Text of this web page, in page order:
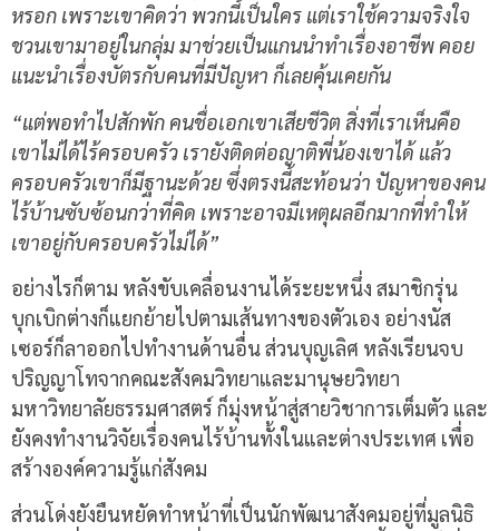
หรอก เพราะเขาคิดว่า พวกนี้เป็นใคร แต่เราใช้ความจริงใจ
ชวนเขามาอยู่ในกลุ่ม มาช่วยเป็นแกนนำทำเรื่องอาชีพ คอย
แนะนำเรื่องบัตรกับคนที่มีปัญหา ก็เลยคุ้นเคยกัน
“แต่พอทำไปสักพัก คนชื่อเอกเขาเสียชีวิต สิ่งที่เราเห็นคือ
เขาไม่ได้ไร้ครอบครัว เรายังติดต่อญาติพี่น้องเขาได้ แล้ว
ครอบครัวเขาก็มีฐานะด้วย ซึ่งตรงนี้สะท้อนว่า ปัญหาของคน
ไร้บ้านซับซ้อนกว่าที่คิด เพราะอาจมีเหตุผลอีกมากที่ทำให้
เขาอยู่กับครอบครัวไม่ได้”
อย่างไรก็ตาม หลังขับเคลื่อนงานได้ระยะหนึ่ง สมาชิกรุ่น
บุกเบิกต่างก็แยกย้ายไปตามเส้นทางของตัวเอง อย่างนัส
เซอร์ก็ลาออกไปทำงานด้านอื่น ส่วนบุญเลิศ หลังเรียนจบ
ปริญญาโทจากคณะสังคมวิทยาและมานุษยวิทยา
มหาวิทยาลัยธรรมศาสตร์ ก็มุ่งหน้าสู่สายวิชาการเต็มตัว และ
ยังคงทำงานวิจัยเรื่องคนไร้บ้านทั้งในและต่างประเทศ เพื่อ
สร้างองค์ความรู้แก่สังคม
ส่วนโด่งยังยืนหยัดทำหน้าที่เป็นนักพัฒนาสังคมอยู่ที่มูลนิธิ